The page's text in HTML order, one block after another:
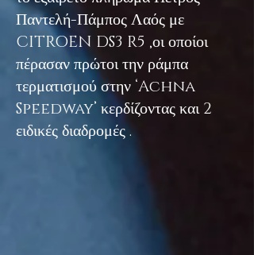
Παντελή-Πάμπος Λαός με
CITROEN DS3 R5 ,οι οποίοι
πέρασαν πρώτοι την ράμπα
τερματισμού στην ‘Achna
Speedway’ κερδίζοντας και 2
ειδικές διαδρομές .